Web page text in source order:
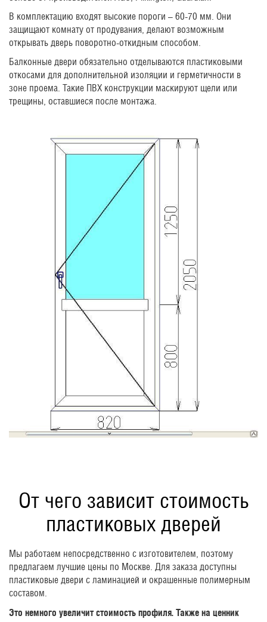
В комплектацию входят высокие пороги – 60-70 мм. Они
защищают комнату от продувания, делают возможным
открывать дверь поворотно-откидным способом.
Балконные двери обязательно отделываются пластиковыми
откосами для дополнительной изоляции и герметичности в
зоне проема. Такие ПВХ конструкции маскируют щели или
трещины, оставшиеся после монтажа.
От чего зависит стоимость
пластиковых дверей
Мы работаем непосредственно с изготовителем, поэтому
предлагаем лучшие цены по Москве. Для заказа доступны
пластиковые двери с ламинацией и окрашенные полимерным
составом.
Это немного увеличит стоимость профиля. Также на ценник